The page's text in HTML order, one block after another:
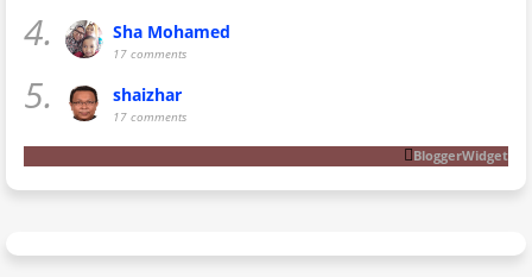
4. Sha Mohamed
17 comments
5. shaizhar
17 comments
BloggerWidget